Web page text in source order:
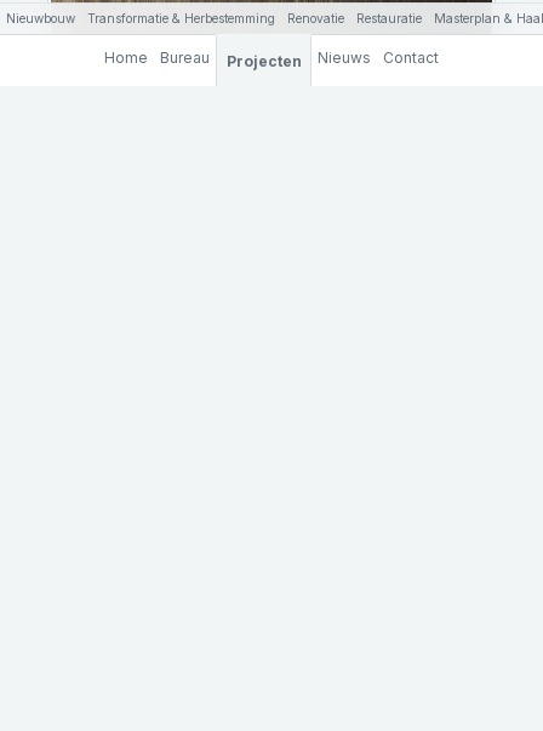
Home Bureau Projecten
Nieuwbouw Transformatie & Herbestemming Renovatie Restauratie Masterplan &
Nieuws Contact